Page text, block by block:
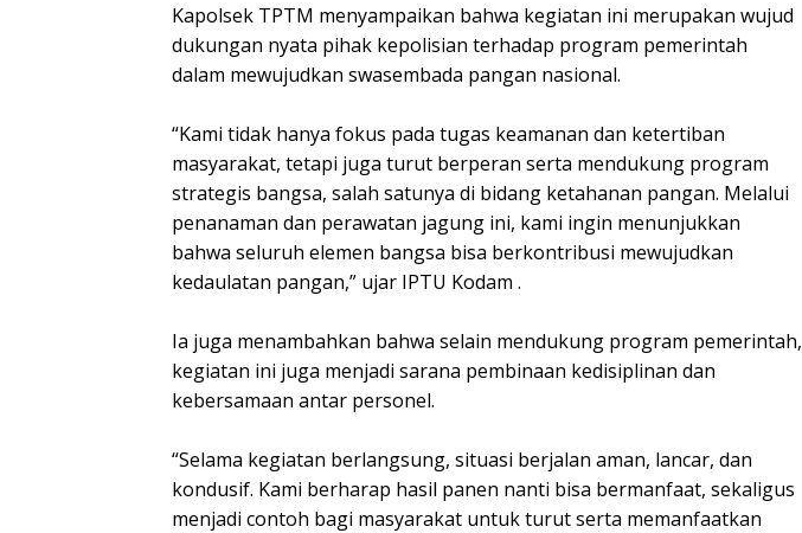
Kapolsek TPTM menyampaikan bahwa kegiatan ini merupakan wujud
dukungan nyata pihak kepolisian terhadap program pemerintah
dalam mewujudkan swasembada pangan nasional.
“Kami tidak hanya fokus pada tugas keamanan dan ketertiban
masyarakat, tetapi juga turut berperan serta mendukung program
strategis bangsa, salah satunya di bidang ketahanan pangan. Melalui
penanaman dan perawatan jagung ini, kami ingin menunjukkan
bahwa seluruh elemen bangsa bisa berkontribusi mewujudkan
kedaulatan pangan,” ujar IPTU Kodam .
Ia juga menambahkan bahwa selain mendukung program pemerintah,
kegiatan ini juga menjadi sarana pembinaan kedisiplinan dan
kebersamaan antar personel.
“Selama kegiatan berlangsung, situasi berjalan aman, lancar, dan
kondusif. Kami berharap hasil panen nanti bisa bermanfaat, sekaligus
menjadi contoh bagi masyarakat untuk turut serta memanfaatkan